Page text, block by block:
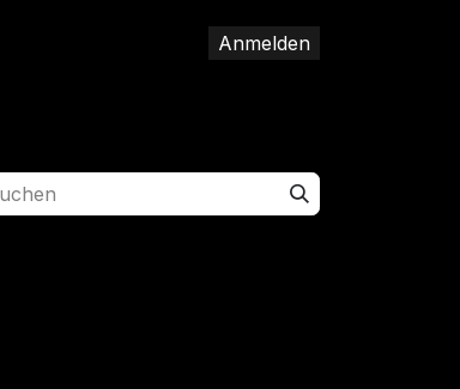
Anmelden